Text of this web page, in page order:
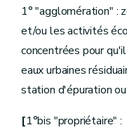
Art.
Art.
D.95
Art.
Art.
Art.
Art.
Art.
Section3
Art.
1° "agglomération" :
et/ou les activités
concentrées pour
eaux urbaines
station d'épuration
[1°bis "propriétaire" :